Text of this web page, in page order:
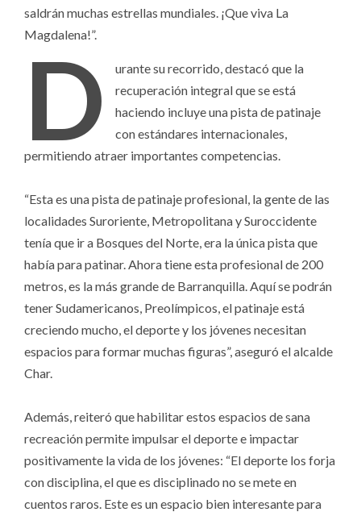
saldrán muchas estrellas mundiales. ¡Que viva La
Magdalena!”.
D
urante su recorrido, destacó que la
recuperación integral que se está
haciendo incluye una pista de patinaje
con estándares internacionales,
permitiendo atraer importantes competencias.
“Esta es una pista de patinaje profesional, la gente de las
localidades Suroriente, Metropolitana y Suroccidente
tenía que ir a Bosques del Norte, era la única pista que
había para patinar. Ahora tiene esta profesional de 200
metros, es la más grande de Barranquilla. Aquí se podrán
tener Sudamericanos, Preolímpicos, el patinaje está
creciendo mucho, el deporte y los jóvenes necesitan
espacios para formar muchas figuras”, aseguró el alcalde
Char.
Además, reiteró que habilitar estos espacios de sana
recreación permite impulsar el deporte e impactar
positivamente la vida de los jóvenes: “El deporte los forja
con disciplina, el que es disciplinado no se mete en
cuentos raros. Este es un espacio bien interesante para